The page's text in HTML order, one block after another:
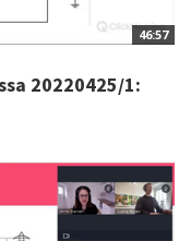
46:57
20220425/1: